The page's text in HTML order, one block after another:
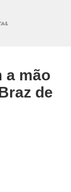
a mão
de